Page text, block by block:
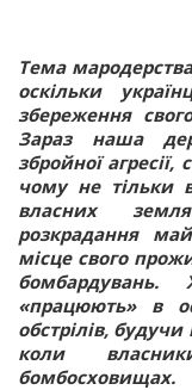
Тема
оскільки
збереження
Зараз наша
збройної
чому не тільки
власних
розкрадання
місце свого
«працюють» в
обстрілів,
коли
бомбосховищах.